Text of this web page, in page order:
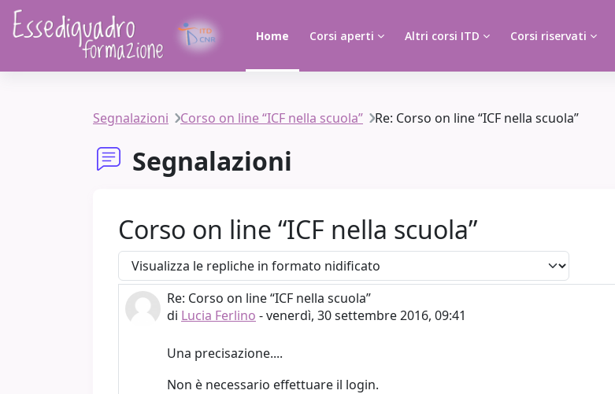
Vai al contenuto principale
Home Corsi aperti Altri corsi ITD Corsi riservati
Segnalazioni Corso on line “ICF nella scuola” Re: Corso on line “ICF nella scuola”
Segnalazioni
Corso on line “ICF nella scuola”
Modalità visualizzazione
Re: Corso on line “ICF nella scuola”
di Lucia Ferlino -venerdì, 30 settembre 2016, 09:41
Numero di risposte: 0
Una precisazione....
Non è necessario effettuare il login.